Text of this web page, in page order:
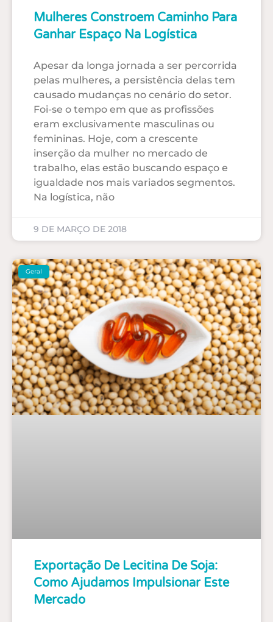
Mulheres Constroem Caminho Para
Ganhar Espaço Na Logística
Apesar da longa jornada a ser percorrida
pelas mulheres, a persistência delas tem
causado mudanças no cenário do setor.
Foi-se o tempo em que as profissões
eram exclusivamente masculinas ou
femininas. Hoje, com a crescente
inserção da mulher no mercado de
trabalho, elas estão buscando espaço e
igualdade nos mais variados segmentos.
Na logística, não
9 DE MARÇO DE 2018
Geral
Exportação De Lecitina De Soja:
Como Ajudamos Impulsionar Este
Mercado